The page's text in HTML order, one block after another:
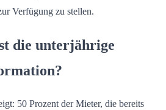
Verfügung zu stellen.
die unterjährige
50 Prozent der Mieter, die bereits